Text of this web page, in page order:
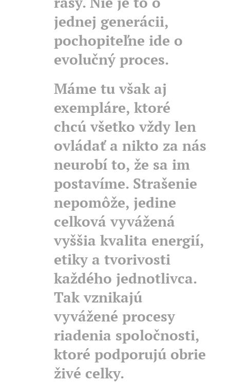
jednej generácii,
pochopiteľne ide o
evolučný proces.
Máme tu však aj
exempláre, ktoré
chcú všetko vždy len
ovládať a nikto za nás
neurobí to, že sa im
postavíme. Strašenie
nepomôže, jedine
celková vyvážená
vyššia kvalita energií,
etiky a tvorivosti
každého jednotlivca.
Tak vznikajú
vyvážené procesy
riadenia spoločnosti,
ktoré podporujú obrie
živé celky.